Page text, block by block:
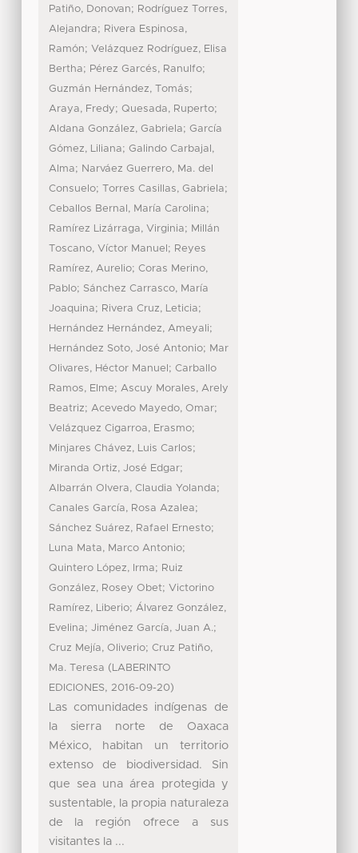
Patiño, Donovan; Rodríguez Torres,
Alejandra; Rivera Espinosa,
Ramón; Velázquez Rodríguez, Elisa
Bertha; Pérez Garcés, Ranulfo;
Guzmán Hernández, Tomás;
Araya, Fredy; Quesada, Ruperto;
Aldana González, Gabriela; García
Gómez, Liliana; Galindo Carbajal,
Alma; Narváez Guerrero, Ma. del
Consuelo; Torres Casillas, Gabriela;
Ceballos Bernal, María Carolina;
Ramírez Lizárraga, Virginia; Millán
Toscano, Víctor Manuel ; Reyes
Ramírez, Aurelio; Coras Merino,
Pablo; Sánchez Carrasco, María
Joaquina; Rivera Cruz, Leticia;
Hernández Hernández, Ameyali;
Hernández Soto, José Antonio; Mar
Olivares, Héctor Manuel ; Carballo
Ramos, Elme; Ascuy Morales, Arely
Beatriz; Acevedo Mayedo, Omar;
Velázquez Cigarroa, Erasmo;
Minjares Chávez, Luis Carlos;
Miranda Ortiz, José Edgar;
Albarrán Olvera, Claudia Yolanda;
Canales García, Rosa Azalea;
Sánchez Suárez, Rafael Ernesto;
Luna Mata, Marco Antonio;
Quintero López, Irma; Ruiz
González, Rosey Obet; Victorino
Ramírez, Liberio; Álvarez González,
Evelina; Jiménez García, Juan A.;
Cruz Mejía, Oliverio; Cruz Patiño,
Ma. Teresa ( LABERINTO
EDICIONES, 2016-09-20)
Las comunidades indígenas de
la sierra norte de Oaxaca
México, habitan un territorio
extenso de biodiversidad. Sin
que sea una área protegida y
sustentable, la propia naturaleza
de la región ofrece a sus
visitantes la ...